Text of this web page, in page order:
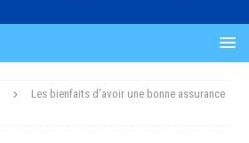
Les bienfaits d’avoir une bonne assurance